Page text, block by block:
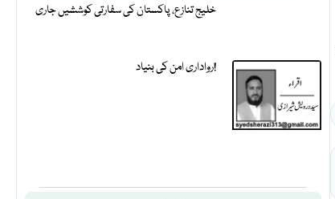
خلیج تنازع، پاکستان کی سفارتی کوششیں جاری
رواداری امن کی بنیاد!